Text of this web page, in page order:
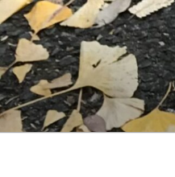
ン
テ
ン
ツ
へ
ス